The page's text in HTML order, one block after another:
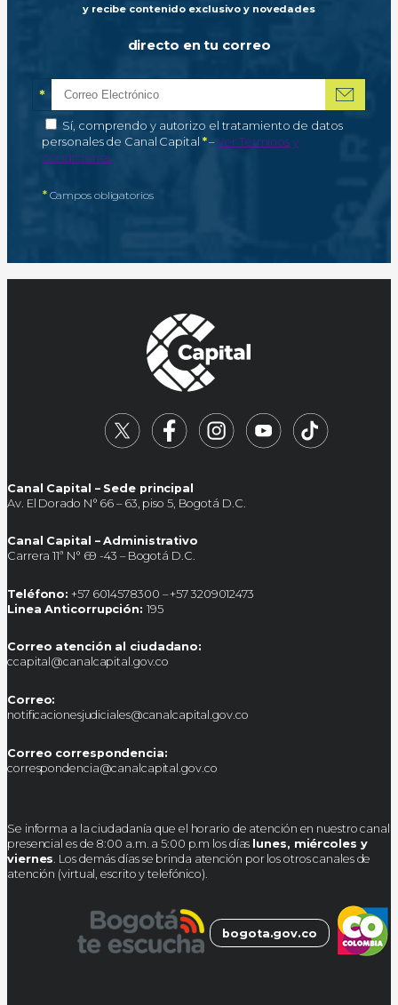
y recibe contenido exclusivo y novedades
directo en tu correo
Correo electrónico
*Campo obligatorio
Autorización de tratamiento de datos personales
Sí, comprendo y autorizo el tratamiento de datos
personales de Canal Capital *–Campo obligatorio
Ver Términos y
condiciones
*Campos obligatorios
Canal Capital – Sede principal
Av. El Dorado N° 66 – 63, piso 5, Bogotá D.C.
Canal Capital – Administrativo
Carrera 11ª N° 69 -43 – Bogotá D.C.
Teléfono: +57 6014578300 – +57 3209012473
Linea Anticorrupción: 195
Correo atención al ciudadano:
ccapital@canalcapital.gov.co
Correo:
notificacionesjudiciales@canalcapital.gov.co
Correo correspondencia:
correspondencia@canalcapital.gov.co
Se informa a la ciudadanía que el horario de atención en nuestro canal
presencial es de 8:00 a.m. a 5:00 p.m los días lunes, miércoles y
viernes . Los demás días se brinda atención por los otros canales de
atención (virtual, escrito y telefónico).
bogota.gov.co